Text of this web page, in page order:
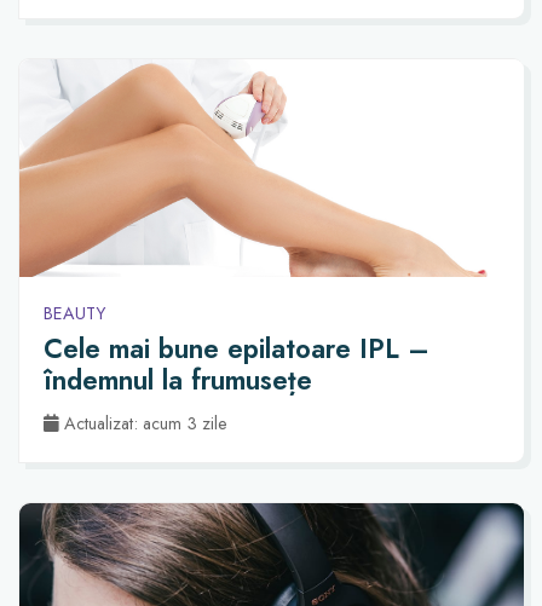
BEAUTY
Cele mai bune epilatoare IPL –
îndemnul la frumusețe
Actualizat: acum 3 zile